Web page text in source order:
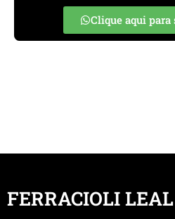
Clique aqui para
FERRACIOLI